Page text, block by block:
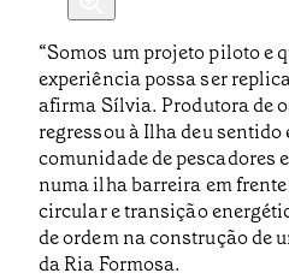
“Somos um projeto piloto e
experiência possa ser
afirma Sílvia. Produtora de
regressou à Ilha deu
comunidade de pescadores
numa ilha barreira em
circular e transição
de ordem na construção de
da Ria Formosa.